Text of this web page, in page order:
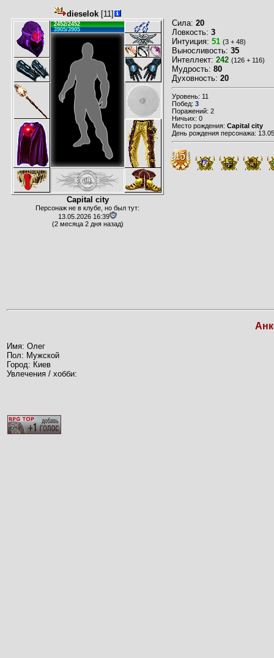
dieselok[11]
2452/2452
3905/3905
Capital city
Персонаж не в клубе, но был тут:
13.05.2026 16:39
(2 месяца 2 дня назад)
Сила: 20
Ловкость: 3
Интуиция: 51 (3 + 48)
Выносливость: 35
Интеллект: 242 (126 + 116)
Мудрость: 80
Духовность: 20
Уровень: 11
Побед: 3
Поражений: 2
Ничьих: 0
Место рождения: Capital city
День рождения персонажа:
Имя: Олег
Пол: Мужской
Город: Киев
Увлечения / хобби: